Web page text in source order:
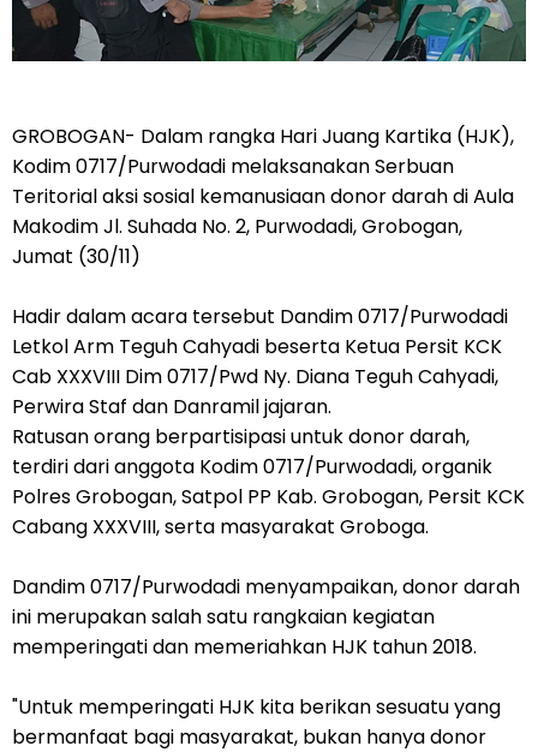
GROBOGAN- Dalam rangka Hari Juang Kartika (HJK),
Kodim 0717/Purwodadi melaksanakan Serbuan
Teritorial aksi sosial kemanusiaan donor darah di Aula
Makodim Jl. Suhada No. 2, Purwodadi, Grobogan,
Jumat (30/11)
Hadir dalam acara tersebut Dandim 0717/Purwodadi
Letkol Arm Teguh Cahyadi beserta Ketua Persit KCK
Cab XXXVIII Dim 0717/Pwd Ny. Diana Teguh Cahyadi,
Perwira Staf dan Danramil jajaran.
Ratusan orang berpartisipasi untuk donor darah,
terdiri dari anggota Kodim 0717/Purwodadi, organik
Polres Grobogan, Satpol PP Kab. Grobogan, Persit KCK
Cabang XXXVIII, serta masyarakat Groboga.
Dandim 0717/Purwodadi menyampaikan, donor darah
ini merupakan salah satu rangkaian kegiatan
memperingati dan memeriahkan HJK tahun 2018.
"Untuk memperingati HJK kita berikan sesuatu yang
bermanfaat bagi masyarakat, bukan hanya donor